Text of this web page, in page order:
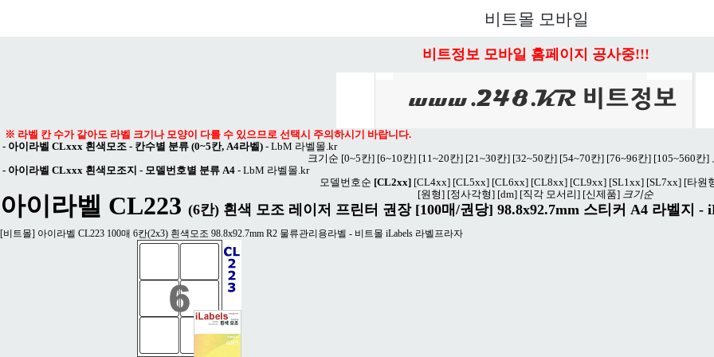
비트몰 모바일
비트정보 모바일 홈페이지 공사중!!!
※ 라벨 칸 수가 같아도 라벨 크기나 모양이 다를 수 있으므로 선택시 주의하시기 바랍니다.
- 아이라벨 CLxxx 흰색모조 - 칸수별 분류 (0~5칸, A4라벨) - LbM 라벨몰.kr
크기순 [0~5칸] [6~10칸] [11~20칸] [21~30칸] [32~50칸] [54~70칸] [76~96칸] [105~560칸]
- 아이라벨 CLxxx 흰색모조지 - 모델번호별 분류 A4 - LbM 라벨몰.kr
모델번호순 [CL2xx] [CL4xx] [CL5xx] [CL6xx] [CL8xx] [CL9xx] [SL1xx] [SL7xx] [타원
[원형] [정사각형] [dm] [직각 모서리] [신제품] 크기순
아이라벨 CL223 (6칸) 흰색 모조 레이저 프린터 권장 [100매/권당] 98.8x92.7mm 스티커 A4 라벨지 -
[비트몰] 아이라벨 CL223 100매 6칸(2x3) 흰색모조 98.8x92.7mm R2 물류관리용라벨 - 비트몰 iLabels 라벨프라자